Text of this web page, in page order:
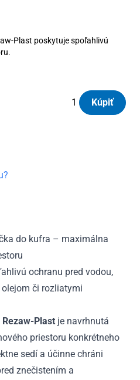
Plast poskytuje spoľahlivú
Kúpiť
do kufra – maximálna
ochranu pred vodou,
či rozliatymi
Plast je navrhnutá
priestoru konkrétneho
sedí a účinne chráni
znečistením a